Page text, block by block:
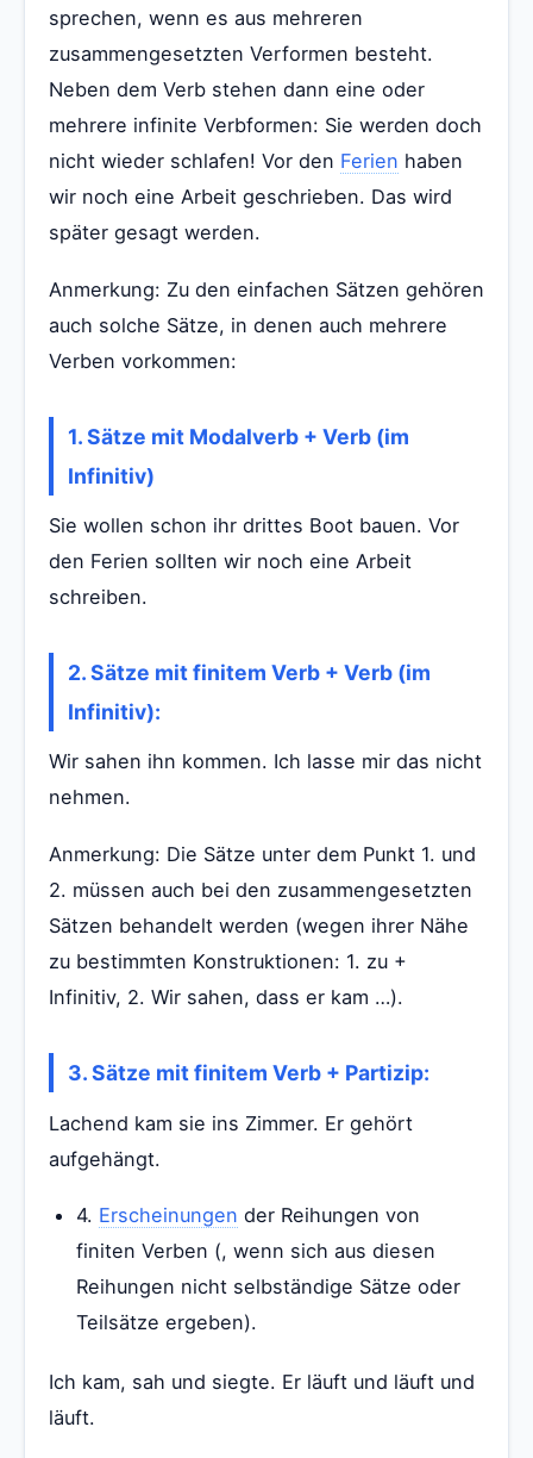
sprechen, wenn es aus mehreren
zusammengesetzten Verformen besteht.
Neben dem Verb stehen dann eine oder
mehrere infinite Verbformen: Sie werden doch
nicht wieder schlafen! Vor den Ferien haben
wir noch eine Arbeit geschrieben. Das wird
später gesagt werden.
Anmerkung: Zu den einfachen Sätzen gehören
auch solche Sätze, in denen auch mehrere
Verben vorkommen:
1. Sätze mit Modalverb + Verb (im
Infinitiv)
Sie wollen schon ihr drittes Boot bauen. Vor
den Ferien sollten wir noch eine Arbeit
schreiben.
2. Sätze mit finitem Verb + Verb (im
Infinitiv):
Wir sahen ihn kommen. Ich lasse mir das nicht
nehmen.
Anmerkung: Die Sätze unter dem Punkt 1. und
2. müssen auch bei den zusammengesetzten
Sätzen behandelt werden (wegen ihrer Nähe
zu bestimmten Konstruktionen: 1. zu +
Infinitiv, 2. Wir sahen, dass er kam …).
3. Sätze mit finitem Verb + Partizip:
Lachend kam sie ins Zimmer. Er gehört
aufgehängt.
4. Erscheinungen der Reihungen von
finiten Verben (, wenn sich aus diesen
Reihungen nicht selbständige Sätze oder
Teilsätze ergeben).
Ich kam, sah und siegte. Er läuft und läuft und
läuft.